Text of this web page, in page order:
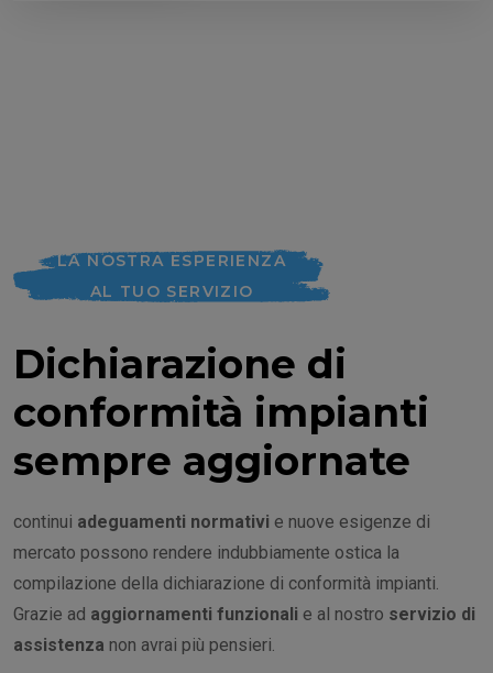
LA NOSTRA ESPERIENZA
AL TUO SERVIZIO
Dichiarazione di
conformità impianti
sempre aggiornate
continui adeguamenti normativi e nuove esigenze di
mercato possono rendere indubbiamente ostica la
compilazione della dichiarazione di conformità impianti.
Grazie ad aggiornamenti funzionali e al nostro servizio di
assistenza non avrai più pensieri.